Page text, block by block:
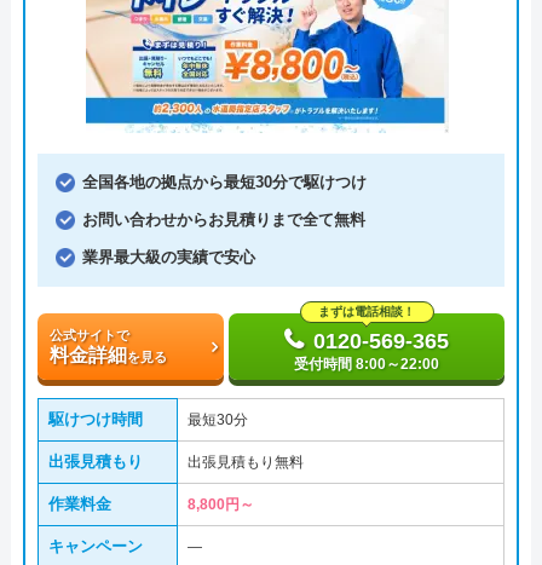
全国各地の拠点から最短30分で駆けつけ
お問い合わせからお見積りまで全て無料
業界最大級の実績で安心
公式サイトで
料金詳細を見る
まずは電話相談！
0120-569-365
受付時間 8:00～22:00
駆けつけ時間 最短30分
出張見積もり 出張見積もり無料
作業料金 8,800円～
キャンペーン ―